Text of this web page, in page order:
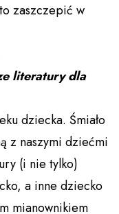
zaszczepić w
literatury dla
dziecka. Śmiało
z naszymi dziećmi
(i nie tylko)
a inne dziecko
mianownikiem